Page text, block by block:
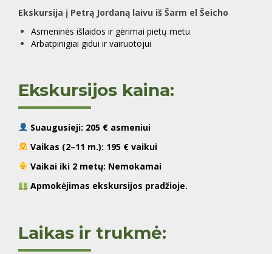
Ekskursija į Petrą Jordaną laivu iš Šarm el Šeicho
Asmeninės išlaidos ir gėrimai pietų metu
Arbatpinigiai gidui ir vairuotojui
Ekskursijos kaina:
Suaugusieji: 205 € asmeniui
Vaikas (2–11 m.): 195 € vaikui
Vaikai iki 2 metų: Nemokamai
Apmokėjimas ekskursijos pradžioje.
Laikas ir trukmė: